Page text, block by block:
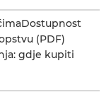
Dostupnost
(PDF)
gdje kupiti